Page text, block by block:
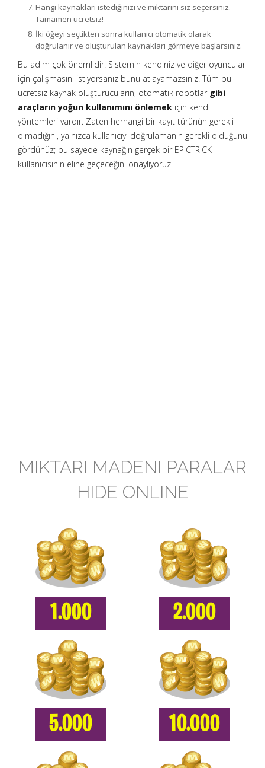
Hangi kaynakları istediğinizi ve miktarını siz seçersiniz.
Tamamen ücretsiz!
İki öğeyi seçtikten sonra kullanıcı otomatik olarak
doğrulanır ve oluşturulan kaynakları görmeye başlarsınız.
Bu adım çok önemlidir. Sistemin kendiniz ve diğer oyuncular
için çalışmasını istiyorsanız bunu atlayamazsınız. Tüm bu
ücretsiz kaynak oluşturucuların, otomatik robotlar gibi
araçların yoğun kullanımını önlemek için kendi
yöntemleri vardır. Zaten herhangi bir kayıt türünün gerekli
olmadığını, yalnızca kullanıcıyı doğrulamanın gerekli olduğunu
gördünüz; bu sayede kaynağın gerçek bir EPICTRICK
kullanıcısının eline geçeceğini onaylıyoruz.
MIKTARI MADENI PARALAR
HIDE ONLINE
1.000 2.000
5.000 10.000